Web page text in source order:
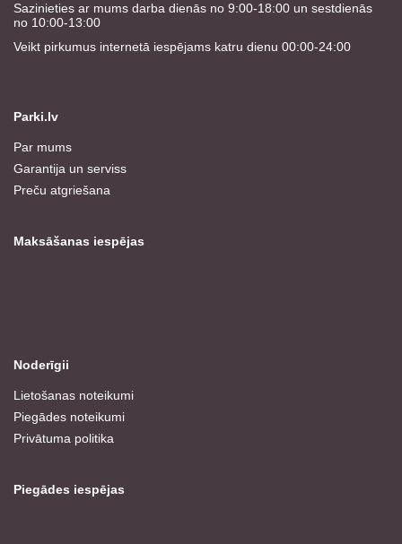
Sazinieties ar mums darba dienās no 9:00-18:00 un sestdienās
no 10:00-13:00
Veikt pirkumus internetā iespējams katru dienu 00:00-24:00
Parki.lv
Par mums
Garantija un serviss
Preču atgriešana
Maksāšanas iespējas
Noderīgii
Lietošanas noteikumi
Piegādes noteikumi
Privātuma politika
Piegādes iespējas